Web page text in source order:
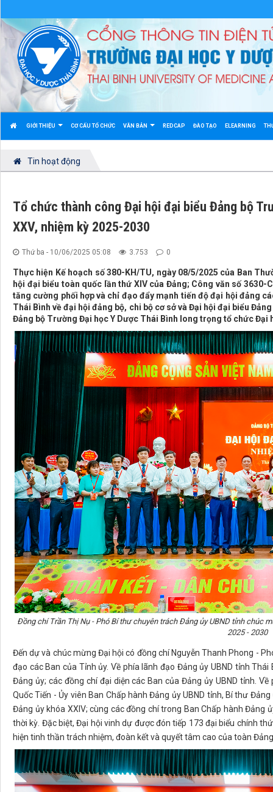
GIỚI THIỆU CƠ CẤU TỔ CHỨC VĂN BẢN REDCAP ĐÀO TẠO ELEARNING
Tin hoạt động
Tổ chức thành công Đại hội đại biểu Đảng bộ
XXV, nhiệm kỳ 2025-2030
Thứ ba - 10/06/2025 05:08 3.753 0
Thực hiện Kế hoạch số 380-KH/TU, ngày 08/5/2025 của Ban
hội đại biểu toàn quốc lần thứ XIV của Đảng; Công văn số
tăng cường phối hợp và chỉ đạo đẩy mạnh tiến độ đại hội đảng
Thái Bình về đại hội đảng bộ, chi bộ cơ sở và Đại hội đại biểu
Đảng bộ Trường Đại học Y Dược Thái Bình long trọng tổ chức Đại
Đồng chí Trần Thị Nụ - Phó Bí thư chuyên trách Đảng ủy UBND tỉnh chúc
2025 - 2030
Đến dự và chúc mừng Đại hội có đồng chí Nguyễn Thanh Phong -
đạo các Ban của Tỉnh ủy. Về phía lãnh đạo Đảng ủy UBND tỉnh
Đảng ủy; các đồng chí đại diện các Ban của Đảng ủy UBND tỉnh.
Quốc Tiến - Ủy viên Ban Chấp hành Đảng ủy UBND tỉnh, Bí thư
Đảng ủy khóa XXIV; cùng các đồng chí trong Ban Chấp hành Đảng
thời kỳ. Đặc biệt, Đại hội vinh dự được đón tiếp 173 đại biểu chính
hiện tinh thần trách nhiệm, đoàn kết và quyết tâm cao của toàn